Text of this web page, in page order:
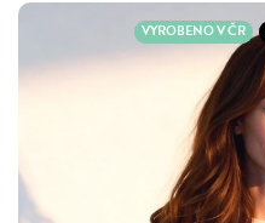
VYROBENO V ČR